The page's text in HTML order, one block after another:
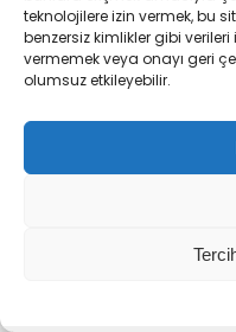
teknolojilere izin vermek, bu
benzersiz kimlikler gibi
vermemek veya onayı geri
olumsuz etkileyebilir.
paşalarından Gazi
yıllarda yaptırılan